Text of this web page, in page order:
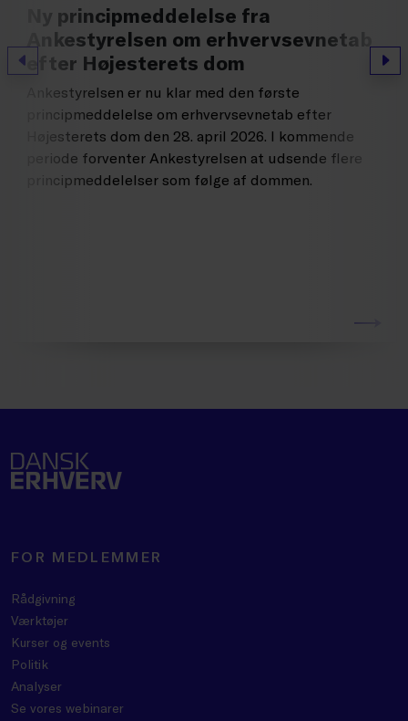
Forrige
Ny principmeddelelse fra
Ankestyrelsen om erhvervsevnetab
efter Højesterets dom
Ankestyrelsen er nu klar med den første
principmeddelelse om erhvervsevnetab efter
Højesterets dom den 28. april 2026. I kommende
periode forventer Ankestyrelsen at udsende flere
principmeddelelser som følge af dommen.
FOR MEDLEMMER
Rådgivning
Værktøjer
Kurser og events
Politik
Analyser
Se vores webinarer